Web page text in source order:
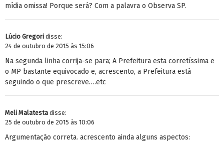
mídia omissa! Porque será? Com a palavra o Observa SP.
Lúcio Gregori disse:
24 de outubro de 2015 às 15:06
Na segunda linha corrija-se para; A Prefeitura esta corretíssima e
o MP bastante equivocado e, acrescento, a Prefeitura está
seguindo o que prescreve….etc
Meli Malatesta disse:
25 de outubro de 2015 às 10:06
Argumentação correta. acrescento ainda alguns aspectos: